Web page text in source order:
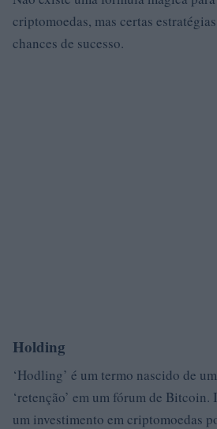
criptomoedas, mas certas
chances de sucesso.
Holding
‘Hodling’ é um termo nascido de
‘retenção’ em um fórum de
um investimento em criptomoedas